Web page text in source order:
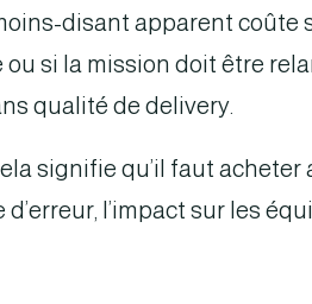
disant apparent coûte
ou si la mission doit être
qualité de delivery.
signifie qu’il faut acheter
l’impact sur les